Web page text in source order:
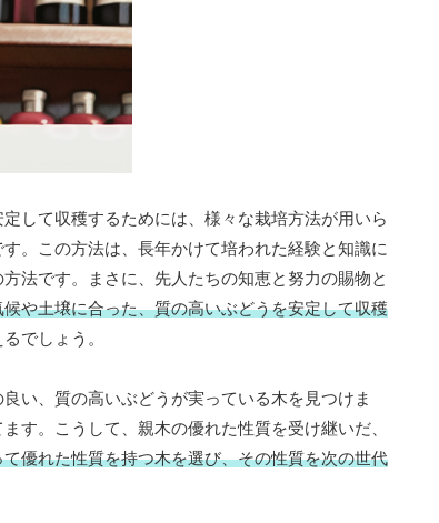
して収穫するためには、様々な栽培方法が用いら
。この方法は、長年かけて培われた経験と知識に
法です。まさに、先人たちの知恵と努力の賜物と
や土壌に合った、質の高いぶどうを安定して収穫
でしょう。
い、質の高いぶどうが実っている木を見つけま
す。こうして、親木の優れた性質を受け継いだ、
優れた性質を持つ木を選び、その性質を次の世代